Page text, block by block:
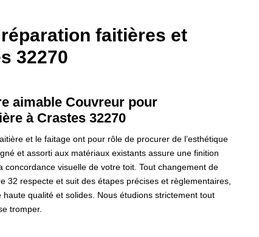
faitières et
32270
aimable Couvreur pour
à Crastes 32270
et le faitage ont pour rôle de procurer de l’esthétique
et assorti aux matériaux existants assure une finition
concordance visuelle de votre toit. Tout changement de
32 respecte et suit des étapes précises et règlementaires,
qualité et solides. Nous étudions strictement tout
tromper.